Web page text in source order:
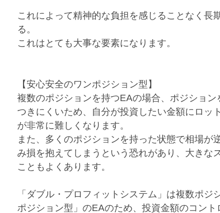
これによって精神的な負担を感じることなく長
る。
これはとても大事な要素になります。
【安心安全のワンポジション型】
複数のポジションを持つEAの場合、ポジショ
つきにくいため、自分が投資したい金額にロッ
が非常に難しくなります。
また、多くのポジションを持った状態で相場が
み損を抱えてしまうという恐れがあり、大きな
こともよくあります。
「ダブル・プロフィットシステム」は複数ポジ
ポジション型」のEAのため、投資金額のコン